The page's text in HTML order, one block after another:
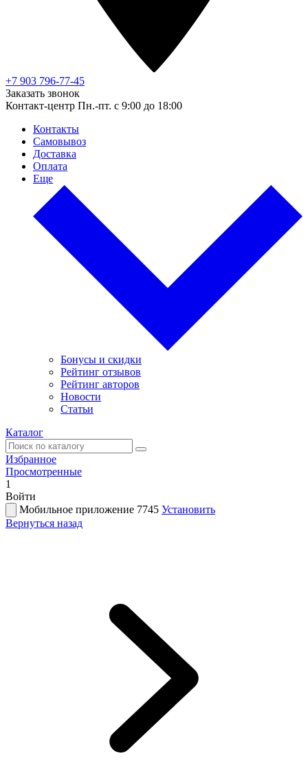
+7 903 796-77-45
Заказать звонок
Контакт-центр Пн.-пт. с 9:00 до 18:00
Контакты
Самовывоз
Доставка
Оплата
Еще
Бонусы и скидки
Рейтинг отзывов
Рейтинг авторов
Новости
Статьи
Каталог
Избранное
Просмотренные
1
Войти
Мобильное приложение 7745 Установить
Вернуться назад